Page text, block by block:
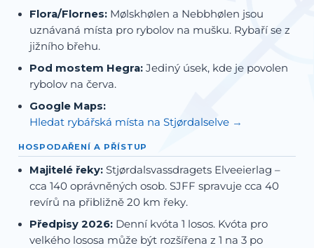
Flora/Flornes: Mølskhølen a Nebbhølen jsou
uznávaná místa pro rybolov na mušku. Rybaří se z
jižního břehu.
Pod mostem Hegra: Jediný úsek, kde je povolen
rybolov na červa.
Google Maps:
Hledat rybářská místa na Stjørdalselve
HOSPODAŘENÍ A PŘÍSTUP
Majitelé řeky: Stjørdalsvassdragets Elveeierlag –
cca 140 oprávněných osob. SJFF spravuje cca 40
revírů na přibližně 20 km řeky.
Předpisy 2026: Denní kvóta 1 losos. Kvóta pro
velkého lososa může být rozšířena z 1 na 3 po